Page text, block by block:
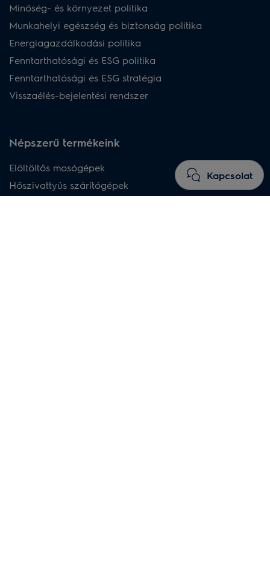
Kapcsolat
Minőség- és környezet politika
Munkahelyi egészség és biztonság politika
Energiagazdálkodási politika
Fenntarthatósági és ESG politika
Fenntarthatósági és ESG stratégia
Visszaélés-bejelentési rendszer
Népszerű termékeink
Elöltöltős mosógépek
Hőszivattyús szárítógépek